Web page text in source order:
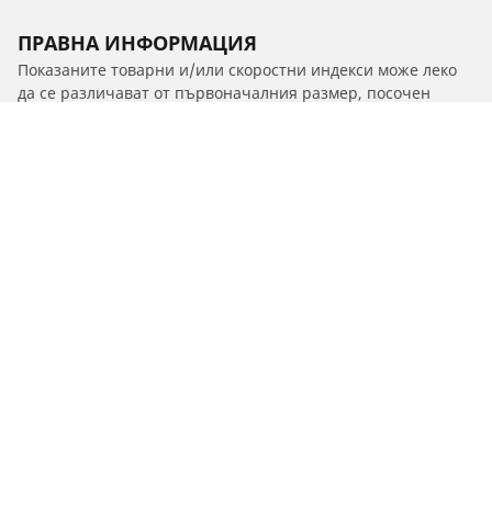
ПРАВНА ИНФОРМАЦИЯ
Показаните товарни и/или скоростни индекси може леко
да се различават от първоначалния размер, посочен